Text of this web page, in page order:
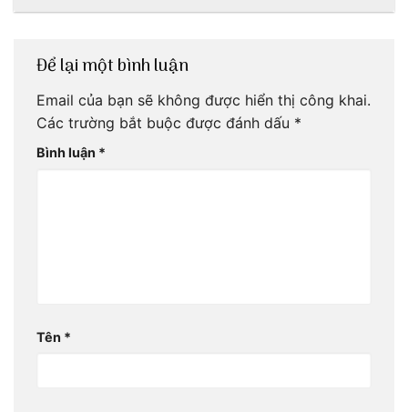
Để lại một bình luận
Email của bạn sẽ không được hiển thị công khai.
Các trường bắt buộc được đánh dấu *
Bình luận *
Tên *